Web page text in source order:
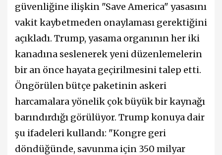
güvenliğine ilişkin "Save America" yasasını
vakit kaybetmeden onaylaması gerektiğini
açıkladı. Trump, yasama organının her iki
kanadına seslenerek yeni düzenlemelerin
bir an önce hayata geçirilmesini talep etti.
Öngörülen bütçe paketinin askeri
harcamalara yönelik çok büyük bir kaynağı
barındırdığı görülüyor. Trump konuya dair
şu ifadeleri kullandı: "Kongre geri
döndüğünde, savunma için 350 milyar